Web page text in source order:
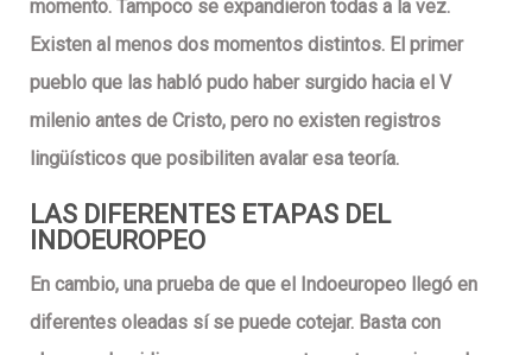
momento. Tampoco se expandieron todas a la vez.
Existen al menos dos momentos distintos. El primer
pueblo que las habló pudo haber surgido hacia el V
milenio antes de Cristo, pero no existen registros
lingüísticos que posibiliten avalar esa teoría.
LAS DIFERENTES ETAPAS DEL
INDOEUROPEO
En cambio, una prueba de que el Indoeuropeo llegó en
diferentes oleadas sí se puede cotejar. Basta con